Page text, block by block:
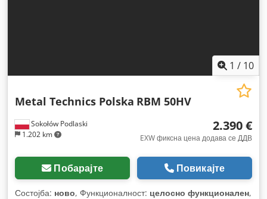
1 / 10
Sokołów Podlaski
1.202 km
Metal Technics Polska RBM 50HV
2.390 €
EXW фиксна цена додава се ДДВ
Побарајте Повикајте
Состојба: ново, Функционалност: целосно функционален,